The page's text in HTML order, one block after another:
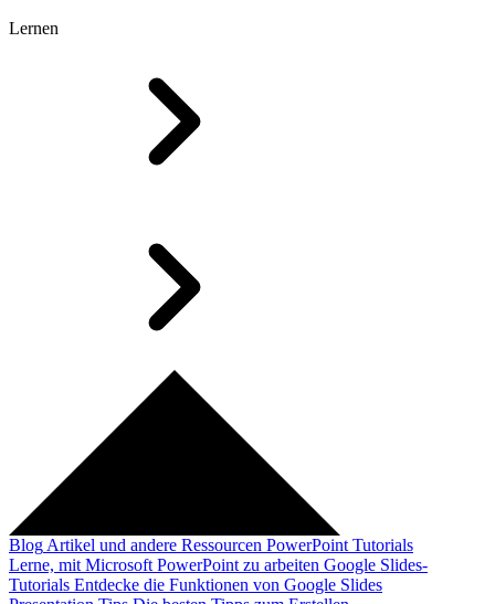
Lernen
Blog Artikel und andere Ressourcen PowerPoint Tutorials
Lerne, mit Microsoft PowerPoint zu arbeiten Google Slides-
Tutorials Entdecke die Funktionen von Google Slides